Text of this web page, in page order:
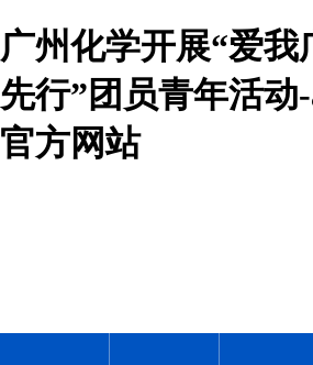
广州化学开展“爱我
先行”团员青年活动
官方网站